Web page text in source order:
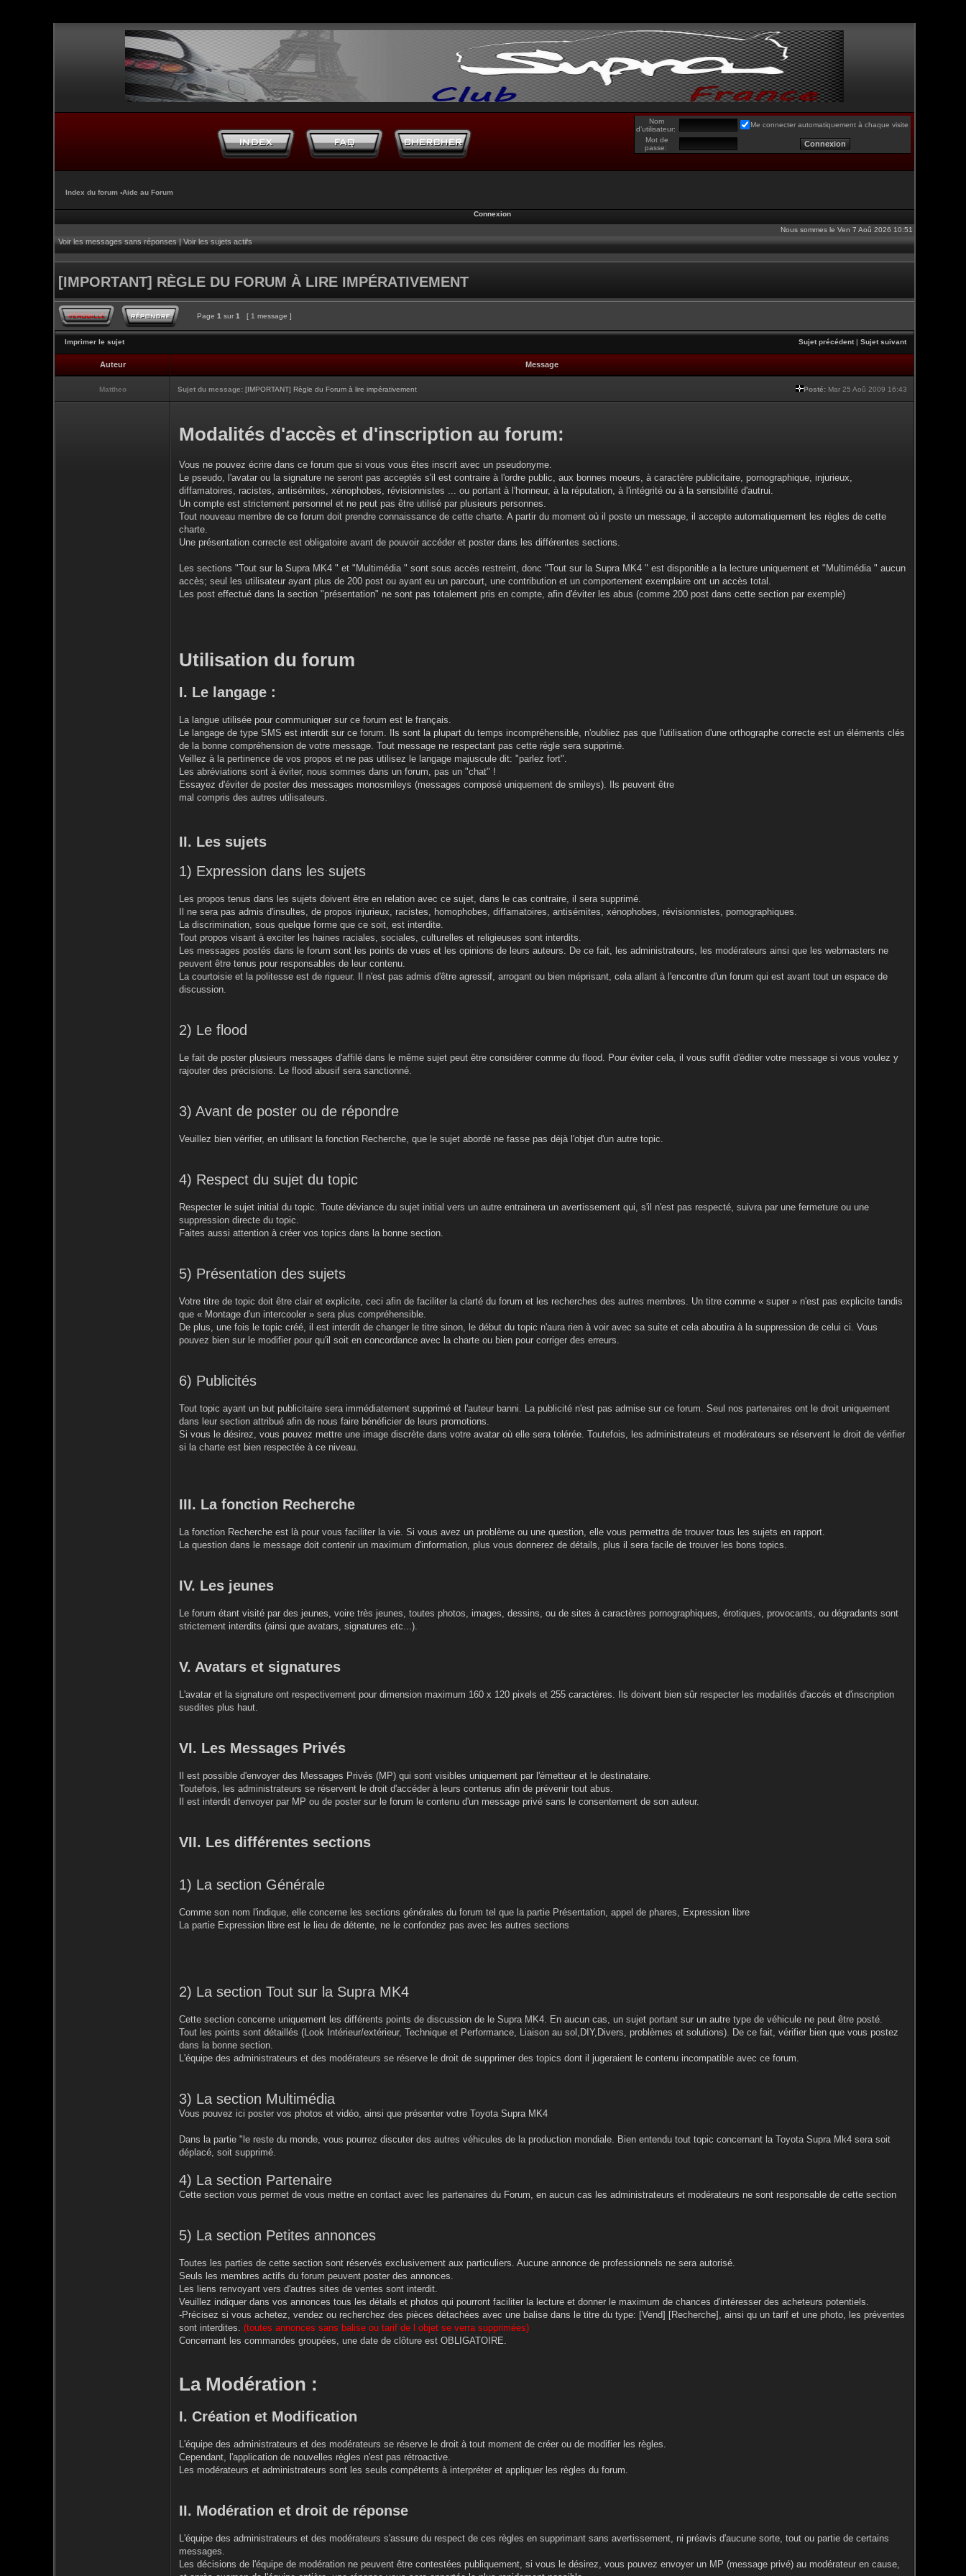
Nom
d’utilisateur:
Me connecter automatiquement à chaque visite
Mot de
passe:
Index du forum ‹Aide au Forum
Connexion
Nous sommes le Ven 7 Aoû 2026 10:51
Voir les messages sans réponses|Voir les sujets actifs
[IMPORTANT] RÈGLE DU FORUM À LIRE IMPÉRATIVEMENT
Page 1 sur 1 [ 1 message ]
Imprimer le sujet Sujet précédent| Sujet suivant
Auteur Message
Mattheo Sujet du message: [IMPORTANT] Règle du Forum à lire impérativement Posté: Mar 25 Aoû 2009 16:43
Modalités d'accès et d'inscription au forum:
Vous ne pouvez écrire dans ce forum que si vous vous êtes inscrit avec un pseudonyme.
Le pseudo, l'avatar ou la signature ne seront pas acceptés s'il est contraire à l'ordre public, aux bonnes moeurs, à caractère publicitaire, pornographique, injurieux,
diffamatoires, racistes, antisémites, xénophobes, révisionnistes ... ou portant à l'honneur, à la réputation, à l'intégrité ou à la sensibilité d'autrui.
Un compte est strictement personnel et ne peut pas être utilisé par plusieurs personnes.
Tout nouveau membre de ce forum doit prendre connaissance de cette charte. A partir du moment où il poste un message, il accepte automatiquement les règles de cette
charte.
Une présentation correcte est obligatoire avant de pouvoir accéder et poster dans les différentes sections.
Les sections "Tout sur la Supra MK4 " et "Multimédia " sont sous accès restreint, donc "Tout sur la Supra MK4 " est disponible a la lecture uniquement et "Multimédia " aucun
accès; seul les utilisateur ayant plus de 200 post ou ayant eu un parcourt, une contribution et un comportement exemplaire ont un accès total.
Les post effectué dans la section "présentation" ne sont pas totalement pris en compte, afin d'éviter les abus (comme 200 post dans cette section par exemple)
Utilisation du forum
I. Le langage :
La langue utilisée pour communiquer sur ce forum est le français.
Le langage de type SMS est interdit sur ce forum. Ils sont la plupart du temps incompréhensible, n'oubliez pas que l'utilisation d'une orthographe correcte est un éléments clés
de la bonne compréhension de votre message. Tout message ne respectant pas cette règle sera supprimé.
Veillez à la pertinence de vos propos et ne pas utilisez le langage majuscule dit: "parlez fort".
Les abréviations sont à éviter, nous sommes dans un forum, pas un "chat" !
Essayez d'éviter de poster des messages monosmileys (messages composé uniquement de smileys). Ils peuvent être
mal compris des autres utilisateurs.
II. Les sujets
1) Expression dans les sujets
Les propos tenus dans les sujets doivent être en relation avec ce sujet, dans le cas contraire, il sera supprimé.
Il ne sera pas admis d'insultes, de propos injurieux, racistes, homophobes, diffamatoires, antisémites, xénophobes, révisionnistes, pornographiques.
La discrimination, sous quelque forme que ce soit, est interdite.
Tout propos visant à exciter les haines raciales, sociales, culturelles et religieuses sont interdits.
Les messages postés dans le forum sont les points de vues et les opinions de leurs auteurs. De ce fait, les administrateurs, les modérateurs ainsi que les webmasters ne
peuvent être tenus pour responsables de leur contenu.
La courtoisie et la politesse est de rigueur. Il n'est pas admis d'être agressif, arrogant ou bien méprisant, cela allant à l'encontre d'un forum qui est avant tout un espace de
discussion.
2) Le flood
Le fait de poster plusieurs messages d'affilé dans le même sujet peut être considérer comme du flood. Pour éviter cela, il vous suffit d'éditer votre message si vous voulez y
rajouter des précisions. Le flood abusif sera sanctionné.
3) Avant de poster ou de répondre
Veuillez bien vérifier, en utilisant la fonction Recherche, que le sujet abordé ne fasse pas déjà l'objet d'un autre topic.
4) Respect du sujet du topic
Respecter le sujet initial du topic. Toute déviance du sujet initial vers un autre entrainera un avertissement qui, s'il n'est pas respecté, suivra par une fermeture ou une
suppression directe du topic.
Faites aussi attention à créer vos topics dans la bonne section.
5) Présentation des sujets
Votre titre de topic doit être clair et explicite, ceci afin de faciliter la clarté du forum et les recherches des autres membres. Un titre comme « super » n'est pas explicite tandis
que « Montage d'un intercooler » sera plus compréhensible.
De plus, une fois le topic créé, il est interdit de changer le titre sinon, le début du topic n'aura rien à voir avec sa suite et cela aboutira à la suppression de celui ci. Vous
pouvez bien sur le modifier pour qu'il soit en concordance avec la charte ou bien pour corriger des erreurs.
6) Publicités
Tout topic ayant un but publicitaire sera immédiatement supprimé et l'auteur banni. La publicité n'est pas admise sur ce forum. Seul nos partenaires ont le droit uniquement
dans leur section attribué afin de nous faire bénéficier de leurs promotions.
Si vous le désirez, vous pouvez mettre une image discrète dans votre avatar où elle sera tolérée. Toutefois, les administrateurs et modérateurs se réservent le droit de vérifier
si la charte est bien respectée à ce niveau.
III. La fonction Recherche
La fonction Recherche est là pour vous faciliter la vie. Si vous avez un problème ou une question, elle vous permettra de trouver tous les sujets en rapport.
La question dans le message doit contenir un maximum d'information, plus vous donnerez de détails, plus il sera facile de trouver les bons topics.
IV. Les jeunes
Le forum étant visité par des jeunes, voire très jeunes, toutes photos, images, dessins, ou de sites à caractères pornographiques, érotiques, provocants, ou dégradants sont
strictement interdits (ainsi que avatars, signatures etc...).
V. Avatars et signatures
L'avatar et la signature ont respectivement pour dimension maximum 160 x 120 pixels et 255 caractères. Ils doivent bien sûr respecter les modalités d'accés et d'inscription
susdites plus haut.
VI. Les Messages Privés
Il est possible d'envoyer des Messages Privés (MP) qui sont visibles uniquement par l'émetteur et le destinataire.
Toutefois, les administrateurs se réservent le droit d'accéder à leurs contenus afin de prévenir tout abus.
Il est interdit d'envoyer par MP ou de poster sur le forum le contenu d'un message privé sans le consentement de son auteur.
VII. Les différentes sections
1) La section Générale
Comme son nom l'indique, elle concerne les sections générales du forum tel que la partie Présentation, appel de phares, Expression libre
La partie Expression libre est le lieu de détente, ne le confondez pas avec les autres sections
2) La section Tout sur la Supra MK4
Cette section concerne uniquement les différents points de discussion de le Supra MK4. En aucun cas, un sujet portant sur un autre type de véhicule ne peut être posté.
Tout les points sont détaillés (Look Intérieur/extérieur, Technique et Performance, Liaison au sol,DIY,Divers, problèmes et solutions). De ce fait, vérifier bien que vous postez
dans la bonne section.
L'équipe des administrateurs et des modérateurs se réserve le droit de supprimer des topics dont il jugeraient le contenu incompatible avec ce forum.
3) La section Multimédia
Vous pouvez ici poster vos photos et vidéo, ainsi que présenter votre Toyota Supra MK4
Dans la partie "le reste du monde, vous pourrez discuter des autres véhicules de la production mondiale. Bien entendu tout topic concernant la Toyota Supra Mk4 sera soit
déplacé, soit supprimé.
4) La section Partenaire
Cette section vous permet de vous mettre en contact avec les partenaires du Forum, en aucun cas les administrateurs et modérateurs ne sont responsable de cette section
5) La section Petites annonces
Toutes les parties de cette section sont réservés exclusivement aux particuliers. Aucune annonce de professionnels ne sera autorisé.
Seuls les membres actifs du forum peuvent poster des annonces.
Les liens renvoyant vers d'autres sites de ventes sont interdit.
Veuillez indiquer dans vos annonces tous les détails et photos qui pourront faciliter la lecture et donner le maximum de chances d'intéresser des acheteurs potentiels.
-Précisez si vous achetez, vendez ou recherchez des pièces détachées avec une balise dans le titre du type: [Vend] [Recherche], ainsi qu un tarif et une photo, les préventes
sont interdites. (toutes annonces sans balise ou tarif de l objet se verra supprimées)
Concernant les commandes groupées, une date de clôture est OBLIGATOIRE.
La Modération :
I. Création et Modification
L'équipe des administrateurs et des modérateurs se réserve le droit à tout moment de créer ou de modifier les règles.
Cependant, l'application de nouvelles règles n'est pas rétroactive.
Les modérateurs et administrateurs sont les seuls compétents à interpréter et appliquer les règles du forum.
II. Modération et droit de réponse
L'équipe des administrateurs et des modérateurs s'assure du respect de ces règles en supprimant sans avertissement, ni préavis d'aucune sorte, tout ou partie de certains
messages.
Les décisions de l'équipe de modération ne peuvent être contestées publiquement, si vous le désirez, vous pouvez envoyer un MP (message privé) au modérateur en cause,